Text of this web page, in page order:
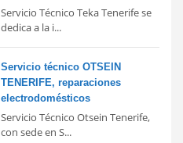
Servicio Técnico Teka Tenerife se
dedica a la i...
Servicio técnico OTSEIN
TENERIFE, reparaciones
electrodomésticos
Servicio Técnico Otsein Tenerife,
con sede en S...